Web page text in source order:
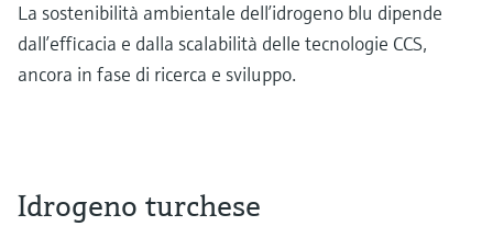
La sostenibilità ambientale dell’idrogeno blu dipende
dall’efficacia e dalla scalabilità delle tecnologie CCS,
ancora in fase di ricerca e sviluppo.
Idrogeno turchese